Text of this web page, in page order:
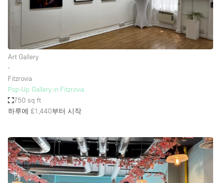
Art Gallery
∙
Fitzrovia
Pop-Up Gallery in Fitzrovia
750 sq ft
하루에 £1,440부터 시작